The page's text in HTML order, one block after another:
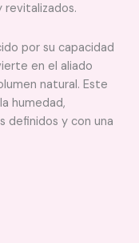
revitalizados.
por su capacidad
en el aliado
natural. Este
humedad,
definidos y con una